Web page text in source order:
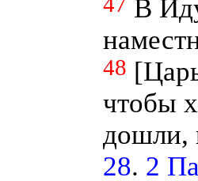
В
48
чтобы
дошли,
28. 2